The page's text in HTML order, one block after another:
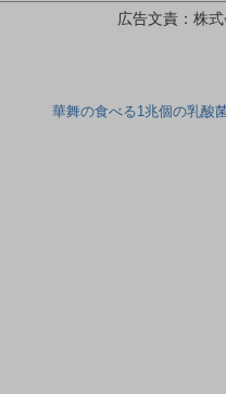
広告文責：株
華舞の食べる1兆個の乳酸